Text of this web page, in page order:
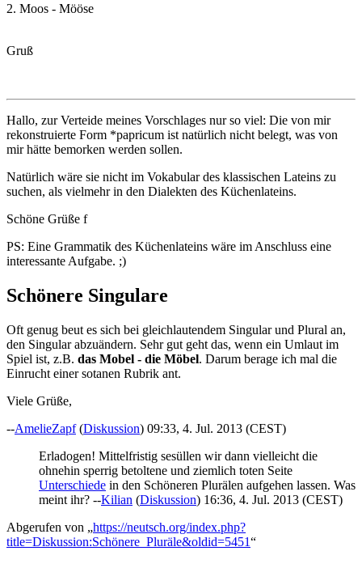
2. Moos - Mööse
Gruß
Hallo, zur Verteide meines Vorschlages nur so viel: Die von mir
rekonstruierte Form *papricum ist natürlich nicht belegt, was von
mir hätte bemorken werden sollen.
Natürlich wäre sie nicht im Vokabular des klassischen Lateins zu
suchen, als vielmehr in den Dialekten des Küchenlateins.
Schöne Grüße f
PS: Eine Grammatik des Küchenlateins wäre im Anschluss eine
interessante Aufgabe. ;)
Schönere Singulare
Oft genug beut es sich bei gleichlautendem Singular und Plural an,
den Singular abzuändern. Sehr gut geht das, wenn ein Umlaut im
Spiel ist, z.B. das Mobel - die Möbel. Darum berage ich mal die
Einrucht einer sotanen Rubrik ant.
Viele Grüße,
--AmelieZapf(Diskussion) 09:33, 4. Jul. 2013 (CEST)
Erladogen! Mittelfristig sesüllen wir dann vielleicht die
ohnehin sperrig betoltene und ziemlich toten Seite
Unterschiede in den Schöneren Plurälen aufgehen lassen. Was
meint ihr? --Kilian (Diskussion) 16:36, 4. Jul. 2013 (CEST)
Abgerufen von „https://neutsch.org/index.php?
title=Diskussion:Schönere_Pluräle&oldid=5451“